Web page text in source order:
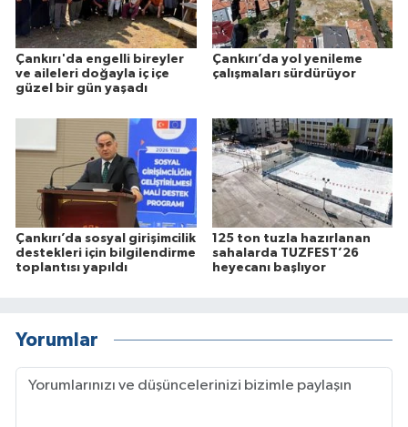
Çankırı'da engelli bireyler
ve aileleri doğayla iç içe
güzel bir gün yaşadı
Çankırı’da yol yenileme
çalışmaları sürdürüyor
Çankırı’da sosyal girişimcilik
destekleri için bilgilendirme
toplantısı yapıldı
125 ton tuzla hazırlanan
sahalarda TUZFEST’26
heyecanı başlıyor
Yorumlar